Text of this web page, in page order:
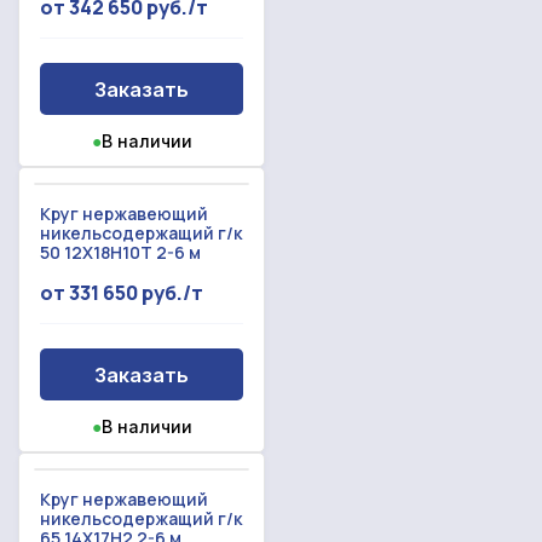
от 342 650 руб./т
Заказать
●В наличии
Круг нержавеющий
никельсодержащий г/к
50 12Х18Н10Т 2-6 м
от 331 650 руб./т
Заказать
●В наличии
Круг нержавеющий
никельсодержащий г/к